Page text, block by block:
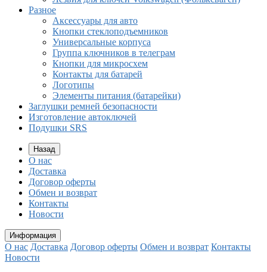
Разное
Aксессуары для авто
Кнопки стеклоподъемников
Универсальные корпуса
Группа ключников в телеграм
Кнопки для микросхем
Контакты для батарей
Логотипы
Элементы питания (батарейки)
Заглушки ремней безопасности
Изготовление автоключей
Подушки SRS
Назад
О нас
Доставка
Договор оферты
Обмен и возврат
Контакты
Новости
Информация
О нас Доставка Договор оферты Обмен и возврат Контакты
Новости